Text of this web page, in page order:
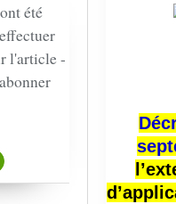
été
l'article -